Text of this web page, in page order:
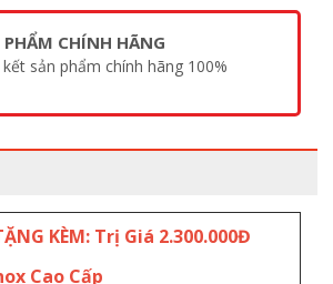
PHẨM CHÍNH HÃNG
sản phẩm chính hãng 100%
KÈM: Trị Giá 2.300.000Đ
Cao Cấp